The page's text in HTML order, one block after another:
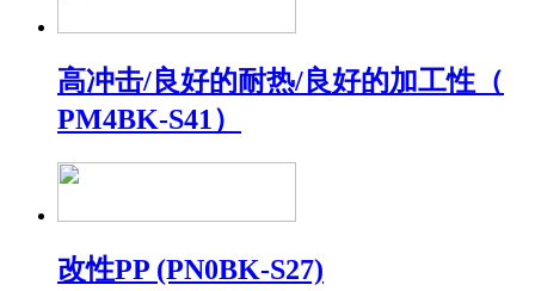
高冲击/良好的耐热/良好的加工性（
PM4BK-S41）
改性PP (PN0BK-S27)